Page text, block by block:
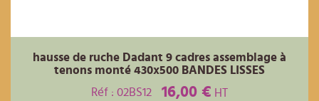
hausse de ruche Dadant 9 cadres assemblage à
tenons monté 430x500 BANDES LISSES
Réf : 02BS12
16,00 € HT